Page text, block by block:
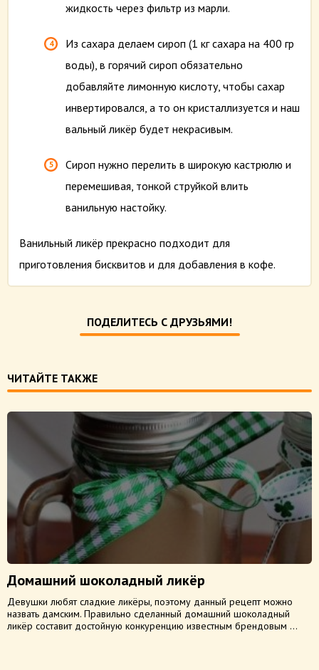
жидкость через фильтр из марли.
Из сахара делаем сироп (1 кг сахара на 400 гр
воды), в горячий сироп обязательно
добавляйте лимонную кислоту, чтобы сахар
инвертировался, а то он кристаллизуется и наш
вальный ликёр будет некрасивым.
Сироп нужно перелить в широкую кастрюлю и
перемешивая, тонкой струйкой влить
ванильную настойку.
Ванильный ликёр прекрасно подходит для
приготовления бисквитов и для добавления в кофе.
ПОДЕЛИТЕСЬ С ДРУЗЬЯМИ!
ЧИТАЙТЕ ТАКЖЕ
Домашний шоколадный ликёр
Девушки любят сладкие ликёры, поэтому данный рецепт можно
назвать дамским. Правильно сделанный домашний шоколадный
ликёр составит достойную конкуренцию известным брендовым ...